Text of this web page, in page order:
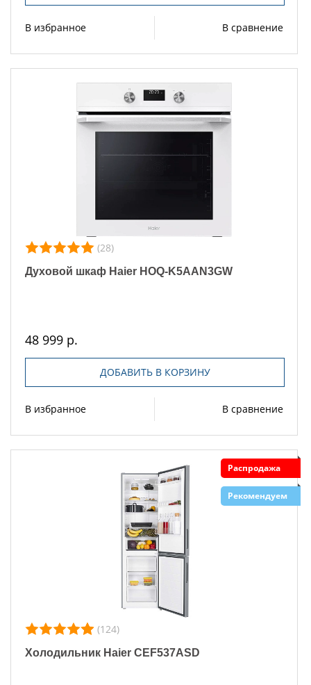
В избранное В сравнение
(28)
Духовой шкаф Haier HOQ-K5AAN3GW
48 999 р.
ДОБАВИТЬ В КОРЗИНУ
В избранное В сравнение
Распродажа
Рекомендуем
(124)
Холодильник Haier CEF537ASD